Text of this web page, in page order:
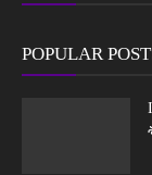
POPULAR